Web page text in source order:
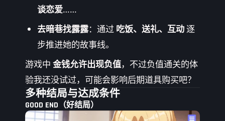
谈恋爱……
去暗巷找露露：通过 吃饭、送礼、互动逐
步推进她的故事线。
游戏中 金钱允许出现负值，不过负值通关的体
验我还没试过，可能会影响后期道具购买吧？
多种结局与达成条件
GOOD END（好结局）